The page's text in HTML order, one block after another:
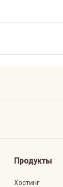
Продукты
Хостинг